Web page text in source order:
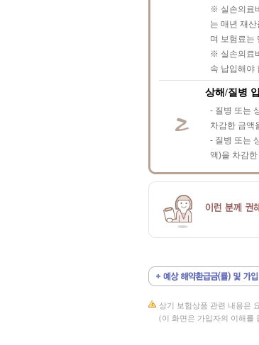
※ 실손의료
는 매년 재
며 보험료는
※ 실손의료
속 납입해야
상해/질병
- 질병 또는
차감한 금액
- 질병 또는
액)을 차감
상기 보험상품 관련 내용은
(이 화면은 가입자의 이해를